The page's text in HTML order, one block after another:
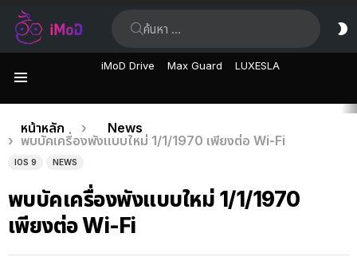
iMoD Drive Max Guard LUXESLA
เรื่อง
ล่าสุด
คุณอยู่ที่นี่:
หน้าหลัก
News
พบบัคเครื่องพังแบบใหม่ 1/1/1970 เพียงต่อ Wi-Fi
IOS 9 NEWS
พบบัคเครื่องพังแบบใหม่ 1/1/1970
เพียงต่อ Wi-Fi